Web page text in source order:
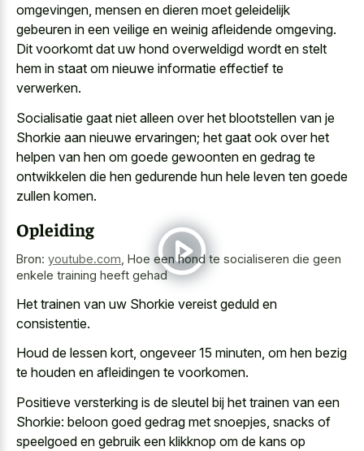
omgevingen, mensen en dieren moet geleidelijk
gebeuren in een veilige en weinig afleidende omgeving.
Dit voorkomt dat uw hond overweldigd wordt en stelt
hem in staat om nieuwe informatie effectief te
verwerken.
Socialisatie gaat niet alleen over het blootstellen van je
Shorkie aan nieuwe ervaringen; het gaat ook over het
helpen van hen om goede gewoonten en gedrag te
ontwikkelen die hen gedurende hun hele leven ten goede
zullen komen.
Opleiding
Bron: youtube.com Hoe een hond te socialiseren die geen
enkele training heeft gehad
Het trainen van uw Shorkie vereist geduld en
consistentie.
Houd de lessen kort, ongeveer 15 minuten, om hen bezig
te houden en afleidingen te voorkomen.
Positieve versterking is de sleutel bij het trainen van een
Shorkie: beloon goed gedrag met snoepjes, snacks of
speelgoed en gebruik een klikknop om de kans op